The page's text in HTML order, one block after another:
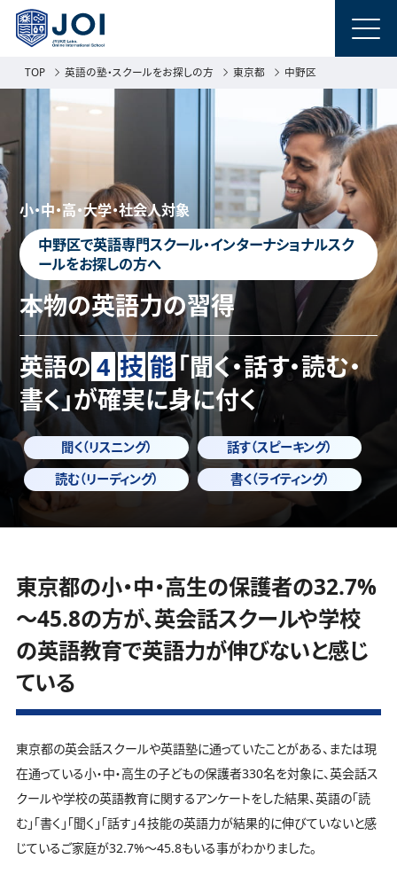
TOP 英語の塾・スクールをお探しの方 東京都 中野区
小・中・高・大学・社会人対象
中野区で英語専門スクール・インターナショナルスク
ールをお探しの方へ
本物の英語力の習得
英語の 4 技能 「聞く・話す・読む・
書く」が確実に身に付く
聞く（リスニング）
話す（スピーキング）
読む（リーディング）
書く（ライティング）
東京都の小・中・高生の保護者の32.7%
～45.8の方が、英会話スクールや学校
の英語教育で英語力が伸びないと感じ
ている
東京都の英会話スクールや英語塾に通っていたことがある、または現
在通っている小・中・高生の子どもの保護者330名を対象に、英会話ス
クールや学校の英語教育に関するアンケートをした結果、英語の「読
む」「書く」「聞く」「話す」４技能の英語力が結果的に伸びていないと感
じているご家庭が32.7%～45.8もいる事がわかりました。